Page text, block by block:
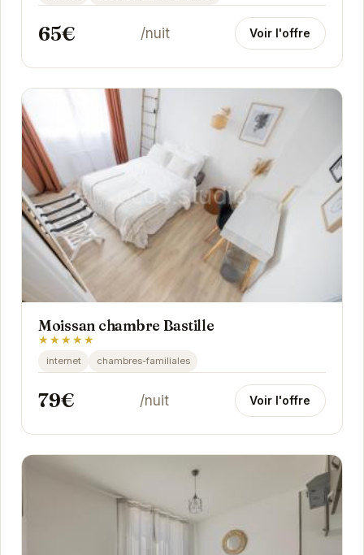
65€ /nuit Voir l'offre
Moissan chambre Bastille
★★★★★
internet chambres-familiales
79€ /nuit Voir l'offre